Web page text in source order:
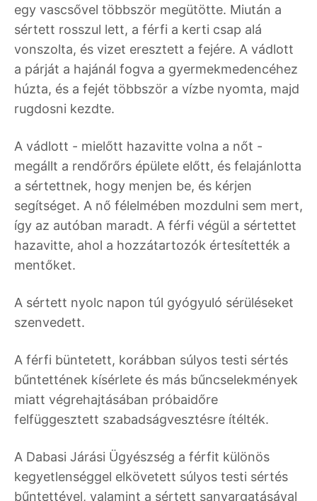
egy vascsővel többször megütötte. Miután a
sértett rosszul lett, a férfi a kerti csap alá
vonszolta, és vizet eresztett a fejére. A vádlott
a párját a hajánál fogva a gyermekmedencéhez
húzta, és a fejét többször a vízbe nyomta, majd
rugdosni kezdte.
A vádlott - mielőtt hazavitte volna a nőt -
megállt a rendőrőrs épülete előtt, és felajánlotta
a sértettnek, hogy menjen be, és kérjen
segítséget. A nő félelmében mozdulni sem mert,
így az autóban maradt. A férfi végül a sértettet
hazavitte, ahol a hozzátartozók értesítették a
mentőket.
A sértett nyolc napon túl gyógyuló sérüléseket
szenvedett.
A férfi büntetett, korábban súlyos testi sértés
bűntettének kísérlete és más bűncselekmények
miatt végrehajtásában próbaidőre
felfüggesztett szabadságvesztésre ítélték.
A Dabasi Járási Ügyészség a férfit különös
kegyetlenséggel elkövetett súlyos testi sértés
bűntettével, valamint a sértett sanyargatásával